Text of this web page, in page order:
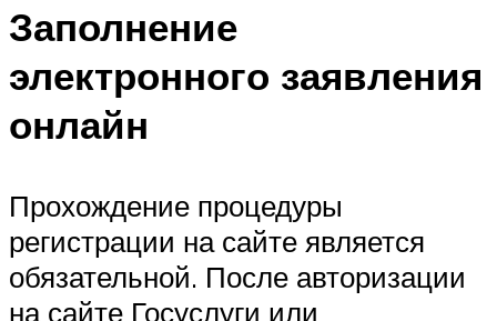
Заполнение
электронного заявления
онлайн
Прохождение процедуры
регистрации на сайте является
обязательной. После авторизации
на сайте Госуслуги или